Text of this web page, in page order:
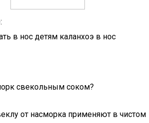
в нос детям каланхоэ в нос
свекольным соком?
от насморка применяют в чистом